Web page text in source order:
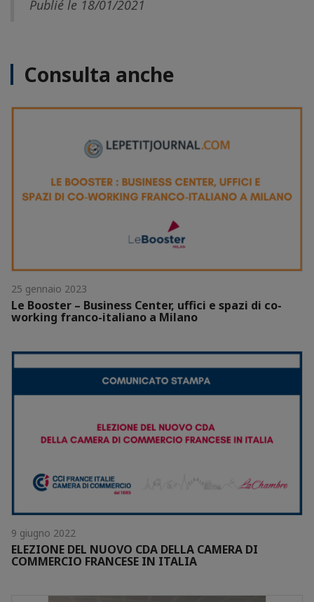
Publié le 18/01/2021
Consulta anche
25 gennaio 2023
Le Booster – Business Center, uffici e spazi di co-
working franco-italiano a Milano
9 giugno 2022
ELEZIONE DEL NUOVO CDA DELLA CAMERA DI
COMMERCIO FRANCESE IN ITALIA